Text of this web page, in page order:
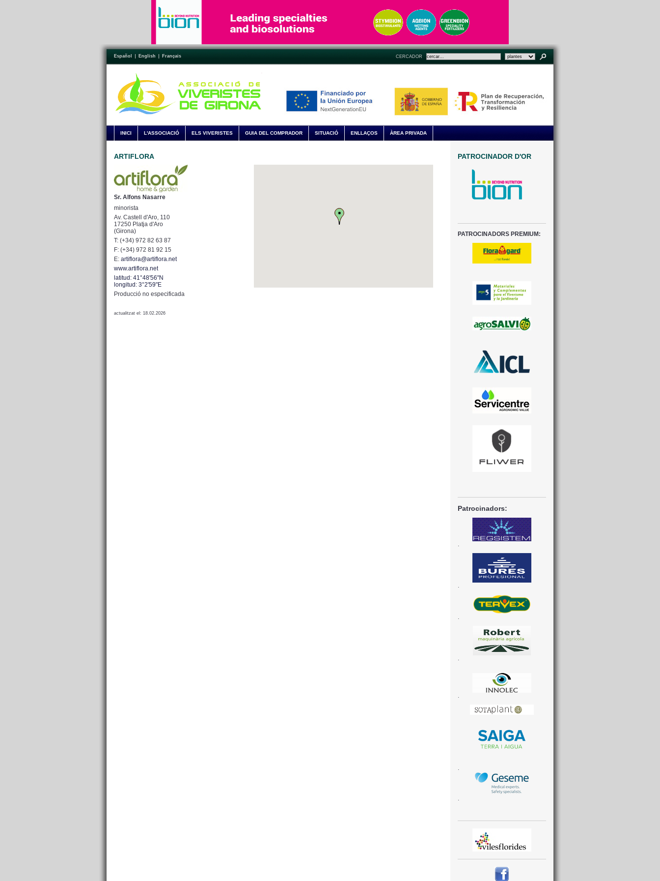
Español English Français CERCADOR
INICI L'ASSOCIACIÓ ELS VIVERISTES GUIA DEL COMPRADOR SITUACIÓ ENLLAÇOS ÀREA PRIVADA
ARTIFLORA
Sr. Alfons Nasarre
minorista
Av. Castell d'Aro, 110
17250 Platja d'Aro
(Girona)
T: (+34) 972 82 63 87
F: (+34) 972 81 92 15
E: artiflora@artiflora.net
www.artiflora.net
latitud: 41°48'56"N
longitud: 3°2'59"E
Producció no especificada
actualitzat el: 18.02.2026
PATROCINADOR D'OR
PATROCINADORS PREMIUM:
Patrocinadors:
.
.
.
.
.
.
.